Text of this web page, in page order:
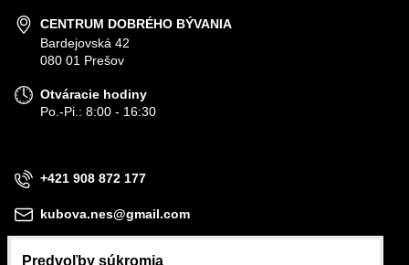
CENTRUM DOBRÉHO BÝVANIA
Bardejovská 42
080 01 Prešov
Otváracie hodiny
Po.-Pi.: 8:00 - 16:30
+421 908 872 177
kubova.nes@gmail.com
Predvoľby súkromia